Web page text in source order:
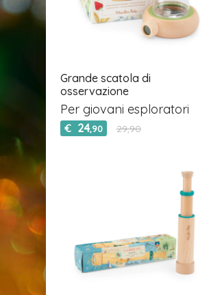
Grande scatola di
osservazione
Per giovani esploratori
€ 24,90 29,90